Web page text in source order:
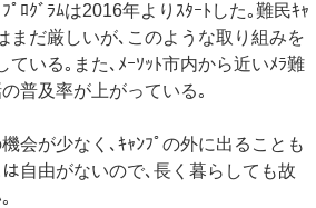
ﾟﾛｸﾞﾗﾑは2016年よりｽﾀｰﾄした｡難民ｷｬ
まだ厳しいが､このような取り組みを
ている｡また､ﾒｰｿｯﾄ市内から近いﾒﾗ難
普及率が上がっている｡
会が少なく､ｷｬﾝﾌﾟの外に出ることも
自由がないので､長く暮らしても故